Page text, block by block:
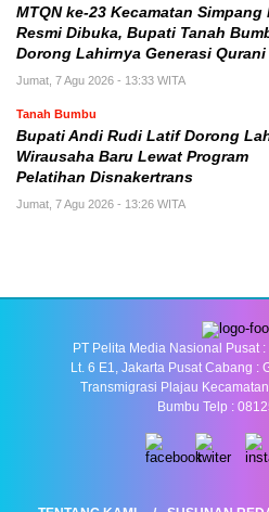
MTQN ke-23 Kecamatan Simpang
Resmi Dibuka, Bupati Tanah
Dorong Lahirnya Generasi Qurani
Jumat, 7 Agu 2026 - 13:33 WITA
Tanah Bumbu
Bupati Andi Rudi Latif Dorong
Wirausaha Baru Lewat Program
Pelatihan Disnakertrans
Jumat, 7 Agu 2026 - 13:26 WITA
PT Pelita Media Nasional Pusat
Lt. 6 E1, Jakarta Pusat Cabang :
Transmigrasi Plajau
Bumbu Telp :